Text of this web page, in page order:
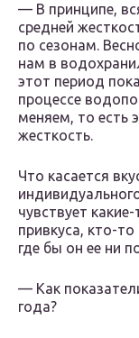
— В принципе,
средней
по сезонам.
нам в
этот период
процессе
меняем, то есть
жесткость.
Что касается
чувствует
привкуса, кто-
где бы он ее ни
— Как
года?